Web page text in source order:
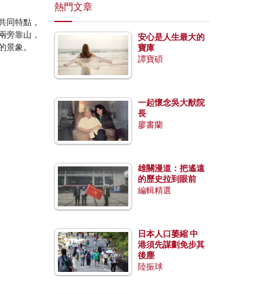
同特點，
旁靠山，
景象。
熱門文章
安心是人生最大的
寶庫
譚寶碩
一起懷念吳大猷院
長
廖書蘭
雄關漫道：把遙遠
的歷史拉到眼前
編輯精選
日本人口萎縮 中
港須先謀劃免步其
後塵
陸振球